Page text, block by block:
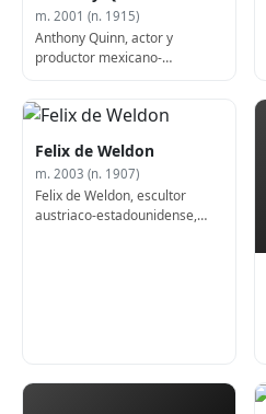
m. 2001 (n. 1915)
Anthony Quinn, actor y
productor mexicano-
Felix de Weldon
m. 2003 (n. 1907)
Felix de Weldon, escultor
austriaco-estadounidense,